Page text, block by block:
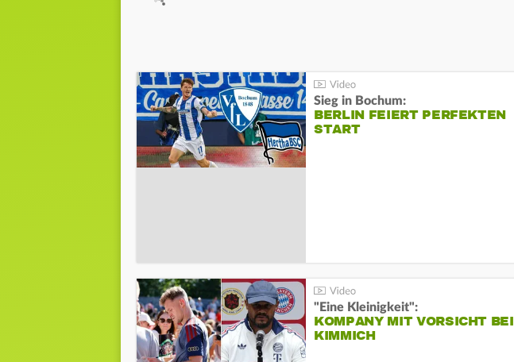
Sieg in Bochum:
BERLIN FEIERT PERFEKTEN
START
"Eine Kleinigkeit":
KOMPANY MIT VORSICHT BEI
KIMMICH